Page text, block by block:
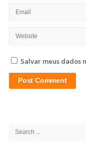
Salvar meus dados
Search